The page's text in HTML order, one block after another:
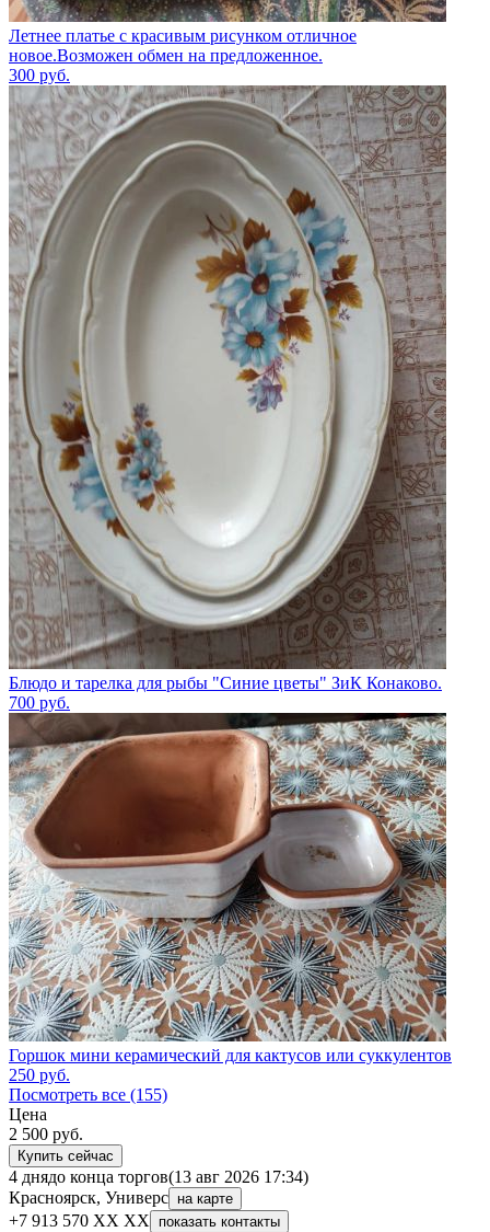
Летнее платье с красивым рисунком отличное
новое.Возможен обмен на предложенное.
300 руб.
Блюдо и тарелка для рыбы "Синие цветы" ЗиК Конаково.
700 руб.
Горшок мини керамический для кактусов или суккулентов
250 руб.
Посмотреть все (155)
Цена
2 500 руб.
Купить сейчас
4 днядо конца торгов(13 авг 2026 17:34)
Красноярск, Универс на карте
+7 913 570 XX XX показать контакты